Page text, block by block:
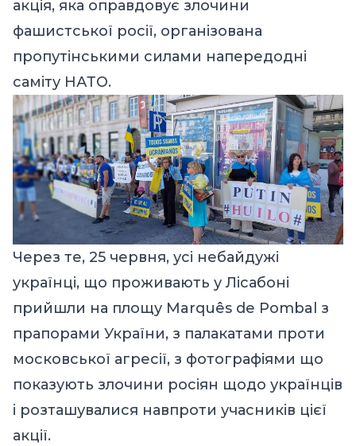
акція, яка оправдовує злочини
фашистської росії, організована
пропутінськими силами напередодні
саміту НАТО.
Через те, 25 червня, усі небайдужі
українці, що проживають у Лісабоні
прийшли на площу Marquês de Pombal з
прапорами України, з палакатами проти
московської агресії, з фотографіями що
показують злочини росіян щодо українців
і розташувалися навпроти учасників цієї
акції.